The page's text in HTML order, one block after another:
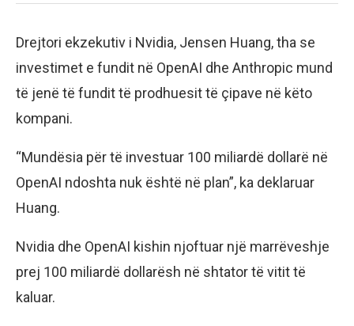
Drejtori ekzekutiv i Nvidia, Jensen Huang, tha se
investimet e fundit në OpenAI dhe Anthropic mund
të jenë të fundit të prodhuesit të çipave në këto
kompani.
“Mundësia për të investuar 100 miliardë dollarë në
OpenAI ndoshta nuk është në plan”, ka deklaruar
Huang.
Nvidia dhe OpenAI kishin njoftuar një marrëveshje
prej 100 miliardë dollarësh në shtator të vitit të
kaluar.